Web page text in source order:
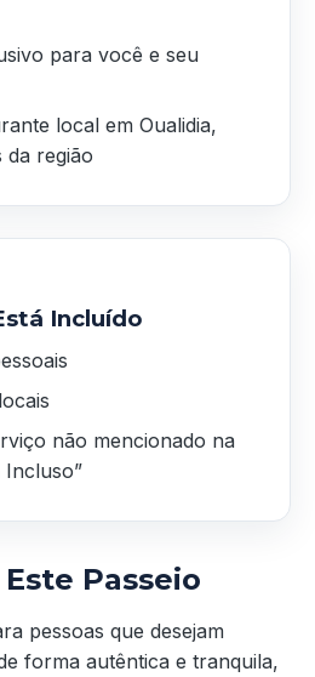
para você e seu
local em Oualidia,
região
Incluído
não mencionado na
Incluso”
Passeio
pessoas que desejam
forma autêntica e tranquila,